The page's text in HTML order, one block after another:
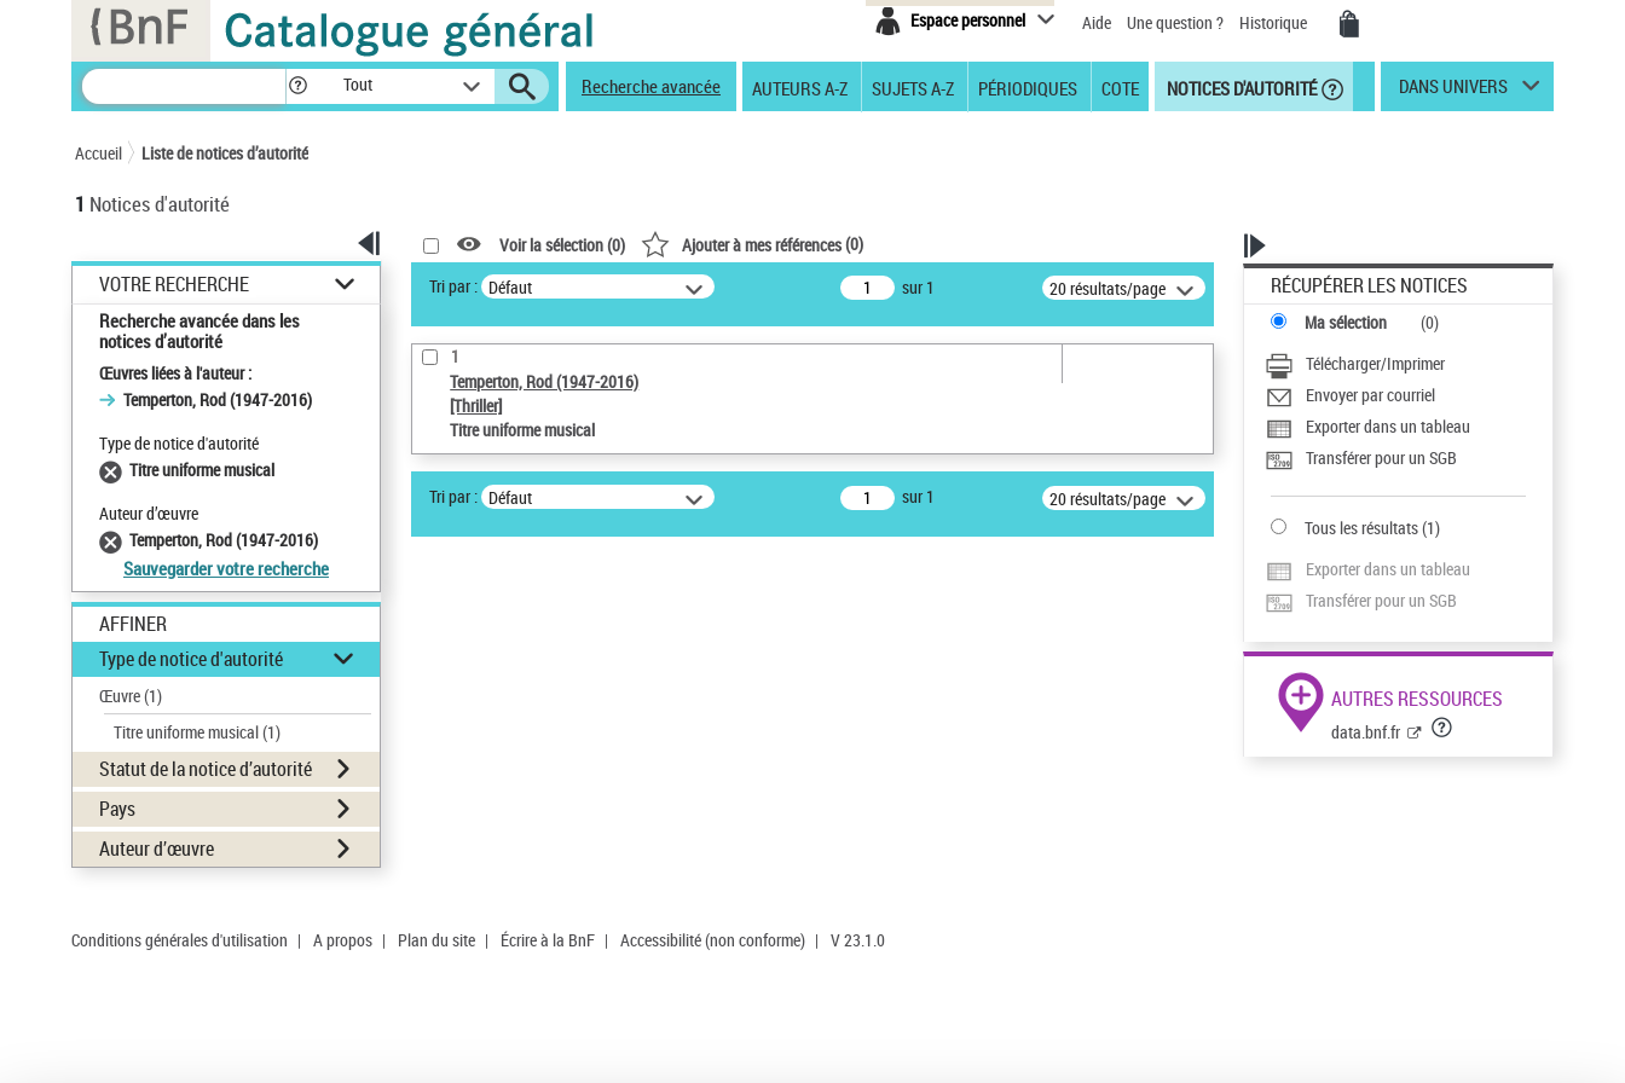
Espace personnel Aide Une question ? Historique
Tout Recherche avancée AUTEURS A-Z SUJETS A-Z PÉRIODIQUES COTE NOTICES D'AUTORITÉ DANS UNIVERS
Accueil Liste de notices d’autorité
1 Notices d'autorité
VOTRE RECHERCHE
Recherche avancée dans les
notices d’autorité
Œuvres liées à l'auteur :
Temperton, Rod (1947-2016)
Type de notice d'autorité
Titre uniforme musical
Auteur d’œuvre
Temperton, Rod (1947-2016)
Sauvegarder votre recherche
AFFINER
Type de notice d'autorité
Œuvre(1)
Titre uniforme musical(1)
Statut de la notice d’autorité
Pays
Auteur d’œuvre
Voir la sélection (0) Ajouter à mes références(0)
Tri par : Défaut sur 1 20 résultats/page
1
Temperton, Rod (1947-2016)
[Thriller]
Titre uniforme musical
Tri par : Défaut sur 1 20 résultats/page
RÉCUPÉRER LES NOTICES
Ma sélection (0)
Télécharger/Imprimer
Envoyer par courriel
Exporter dans un tableau
Transférer pour un SGB
Tous les résultats(1)
Exporter dans un tableau
Transférer pour un SGB
AUTRES RESSOURCES
data.bnf.fr
Conditions générales d'utilisation | A propos | Plan du site | Écrire à la BnF | Accessibilité (non conforme) | V 23.1.0
Panneau de gestion des cookies